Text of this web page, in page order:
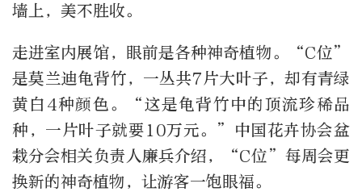
墙上，美不胜收。
走进室内展馆，眼前是各种神奇植物。“C位”
是莫兰迪龟背竹，一丛共7片大叶子，却有青绿
黄白4种颜色。“这是龟背竹中的顶流珍稀品
种，一片叶子就要10万元。”中国花卉协会盆
栽分会相关负责人廉兵介绍，“C位”每周会更
换新的神奇植物，让游客一饱眼福。